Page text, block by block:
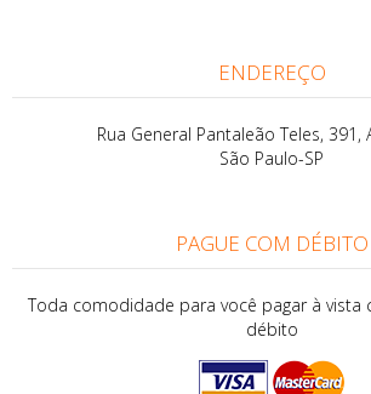
ENDEREÇO
Rua General Pantaleão Teles,
São Paulo-SP
PAGUE COM DÉBITO
Toda comodidade para você pagar à vista
débito